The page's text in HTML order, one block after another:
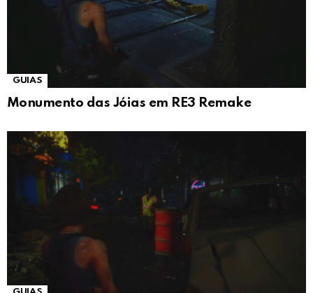
GUIAS
Monumento das Jóias em RE3 Remake